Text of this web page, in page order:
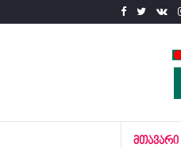
ᲛᲗᲐᲕᲐᲠᲘ